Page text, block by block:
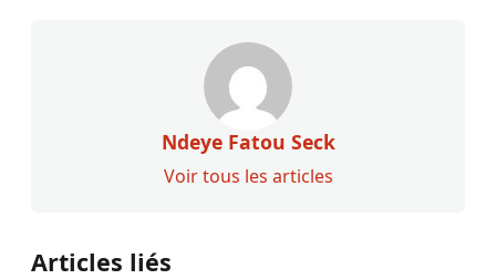
Ndeye Fatou Seck
Voir tous les articles
Articles liés